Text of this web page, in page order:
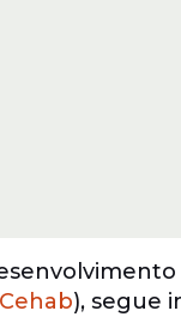
Cehab), segue